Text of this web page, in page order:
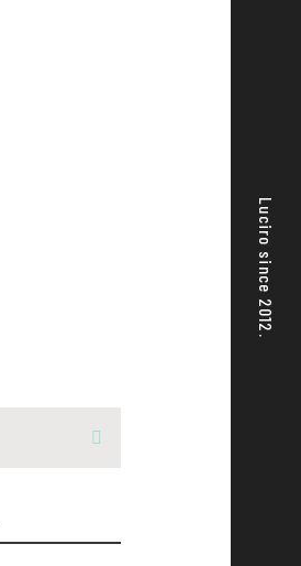
Luciro since 2012.